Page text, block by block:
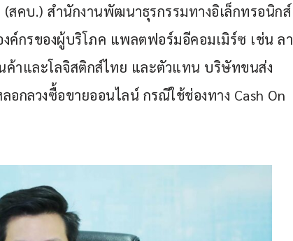
สคบ.) สํานักงานพัฒนาธุรกรรมทางอิเล็กทรอนิกส์
ค์กรของผู้บริโภค แพลตฟอร์มอีคอมเมิร์ซ เช่น ลา
าและโลจิสติกส์ไทย และตัวแทน บริษัทขนส่ง
กลวงซื้อขายออนไลน์ กรณีใช้ช่องทาง Cash On